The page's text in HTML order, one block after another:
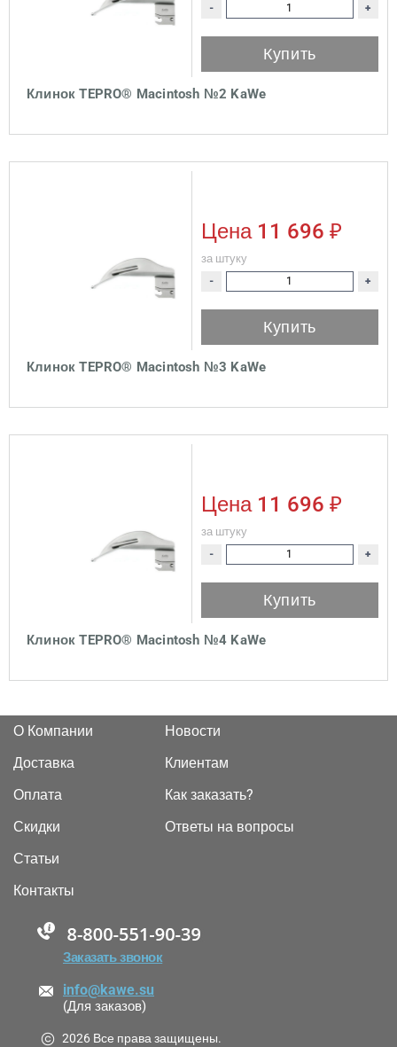
Клинок TEPRO® Macintosh №2 KaWe
- +
Купить
Клинок TEPRO® Macintosh №3 KaWe
Цена 11 696 ₽
за штуку
- +
Купить
Клинок TEPRO® Macintosh №4 KaWe
Цена 11 696 ₽
за штуку
- +
Купить
О Компании
Доставка
Оплата
Скидки
Новости
Клиентам
Как заказать?
Ответы на вопросы
Статьи
Контакты
88005555550
Заказать звонок
info@kawe.su
(Для заказов)
2026 Все права защищены.